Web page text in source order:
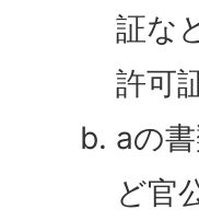
証な
許可
aの
ど官